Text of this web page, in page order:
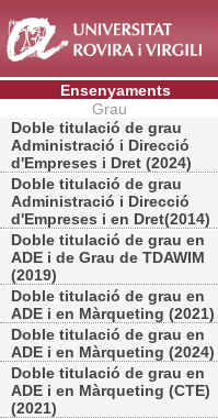
Ensenyaments
Grau
Doble titulació de grau
Administració i Direcció
d'Empreses i Dret (2024)
Doble titulació de grau
Administració i Direcció
d'Empreses i en Dret(2014)
Doble titulació de grau en
ADE i de Grau de TDAWIM
(2019)
Doble titulació de grau en
ADE i en Màrqueting (2021)
Doble titulació de grau en
ADE i en Màrqueting (2024)
Doble titulació de grau en
ADE i en Màrqueting (CTE)
(2021)